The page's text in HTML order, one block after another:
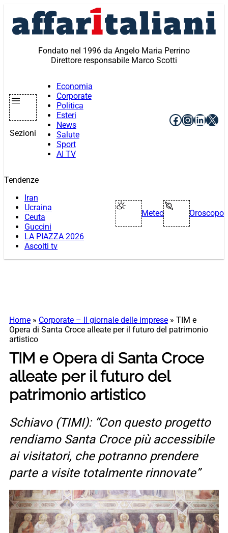
contenuto
Fondato nel 1996 da Angelo Maria Perrino
Direttore responsabile Marco Scotti
Sezioni
Economia
Corporate
Politica
Esteri
News
Salute
Sport
AI TV
Facebook
X
Tendenze
Iran
Ucraina
Ceuta
Guccini
LA PIAZZA 2026
Ascolti tv
Meteo Oroscopo
Home » Corporate – Il giornale delle imprese » TIM e
Opera di Santa Croce alleate per il futuro del patrimonio
artistico
TIM e Opera di Santa Croce
alleate per il futuro del
patrimonio artistico
Schiavo (TIMI): “Con questo progetto
rendiamo Santa Croce più accessibile
ai visitatori, che potranno prendere
parte a visite totalmente rinnovate”